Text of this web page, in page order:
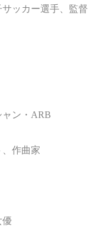
サッカー選手、監督
ャン・ARB
、作曲家
優